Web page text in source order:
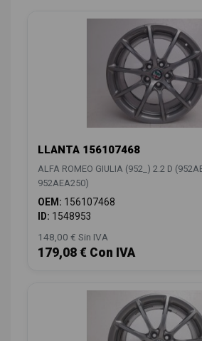
LLANTA 156107468
ALFA ROMEO GIULIA (952_) 2.2 D
952AEA250)
OEM: 156107468
ID: 1548953
148,00 € Sin IVA
179,08 € Con IVA